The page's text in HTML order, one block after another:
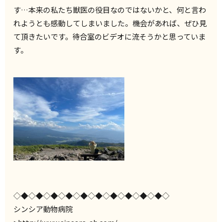
す…本来の私たち獣医の役目なのではないかと、何と言わ
れようとも感動してしまいました。機会があれば、ぜひ見
て頂きたいです。待合室のビデオに流そうかと思っていま
す。
◇◆◇◆◇◆◇◆◇◆◇◆◇◆◇◆◇◆◇◆◇
シンシア動物病院